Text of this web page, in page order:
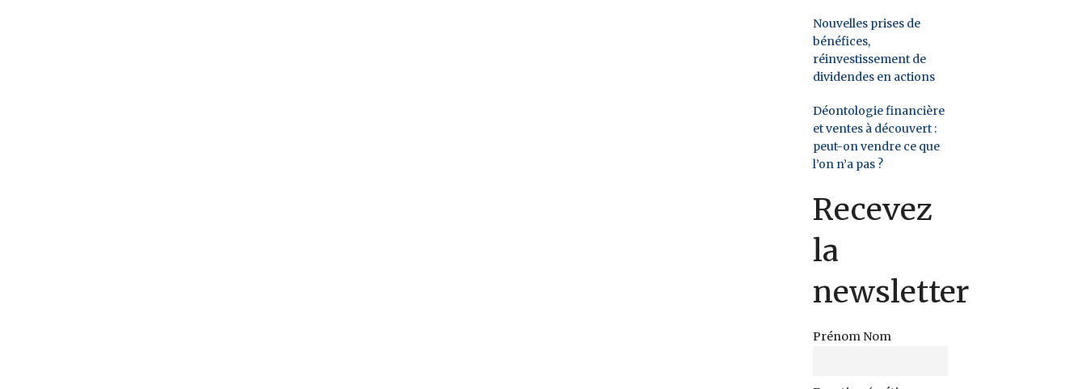
Nouvelles prises de
bénéfices,
réinvestissement de
dividendes en actions
Déontologie financière
et ventes à découvert :
peut-on vendre ce que
l’on n’a pas ?
Recevez
la
newsletter
Prénom Nom